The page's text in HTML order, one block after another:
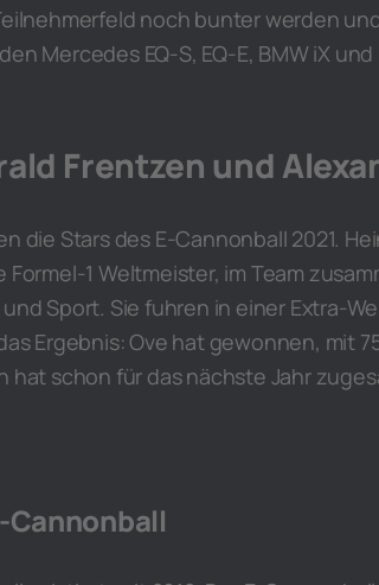
noch bunter werden
Mercedes EQ-S, EQ-E, BMW iX
Frentzen und
die Stars des E-Cannonball 2021.
Formel-1 Weltmeister, im Team
Sport. Sie fuhren in einer Extra-
Ergebnis: Ove hat gewonnen, mit
hat schon für das nächste Jahr
Cannonball